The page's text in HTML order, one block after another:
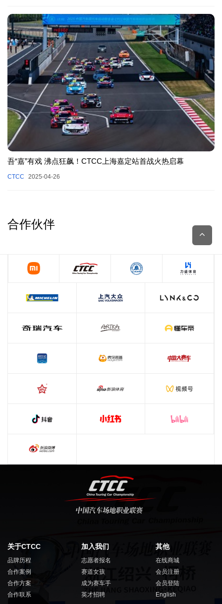
吾“嘉”有戏 沸点狂飙！CTCC上海嘉定站首战火热启幕
CTCC 2025-04-26
合作伙伴
关于CTCC
品牌历程
合作案例
合作方案
合作联系
加入我们
志愿者报名
赛道女孩
成为赛车手
英才招聘
其他
在线商城
会员注册
会员登陆
English